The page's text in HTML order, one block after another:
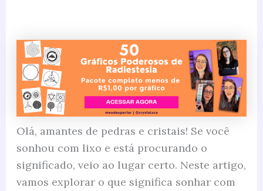
Olá, amantes de pedras e cristais! Se você
sonhou com lixo e está procurando o
significado, veio ao lugar certo. Neste artigo,
vamos explorar o que significa sonhar com